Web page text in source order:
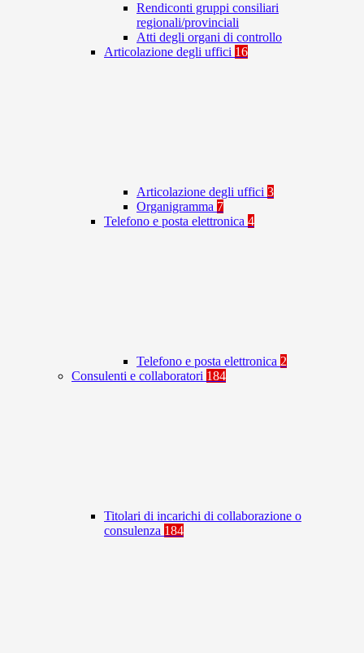
Rendiconti gruppi consiliari
regionali/provinciali
Atti degli organi di controllo
Articolazione degli uffici 16
Articolazione degli uffici 3
Organigramma 7
Telefono e posta elettronica 4
Telefono e posta elettronica 2
Consulenti e collaboratori 184
Titolari di incarichi di collaborazione o
consulenza 184